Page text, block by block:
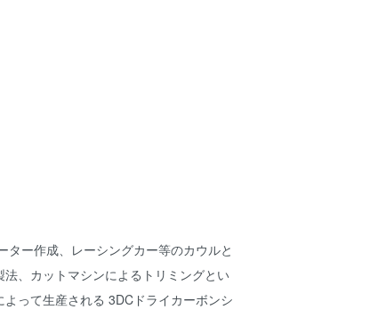
ター作成、レーシングカー等のカウルと
、カットマシンによるトリミングとい
よって生産される 3DCドライカーボンシ